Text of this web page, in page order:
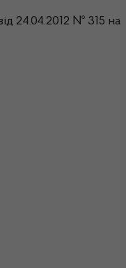
24.04.2012 № 315 на